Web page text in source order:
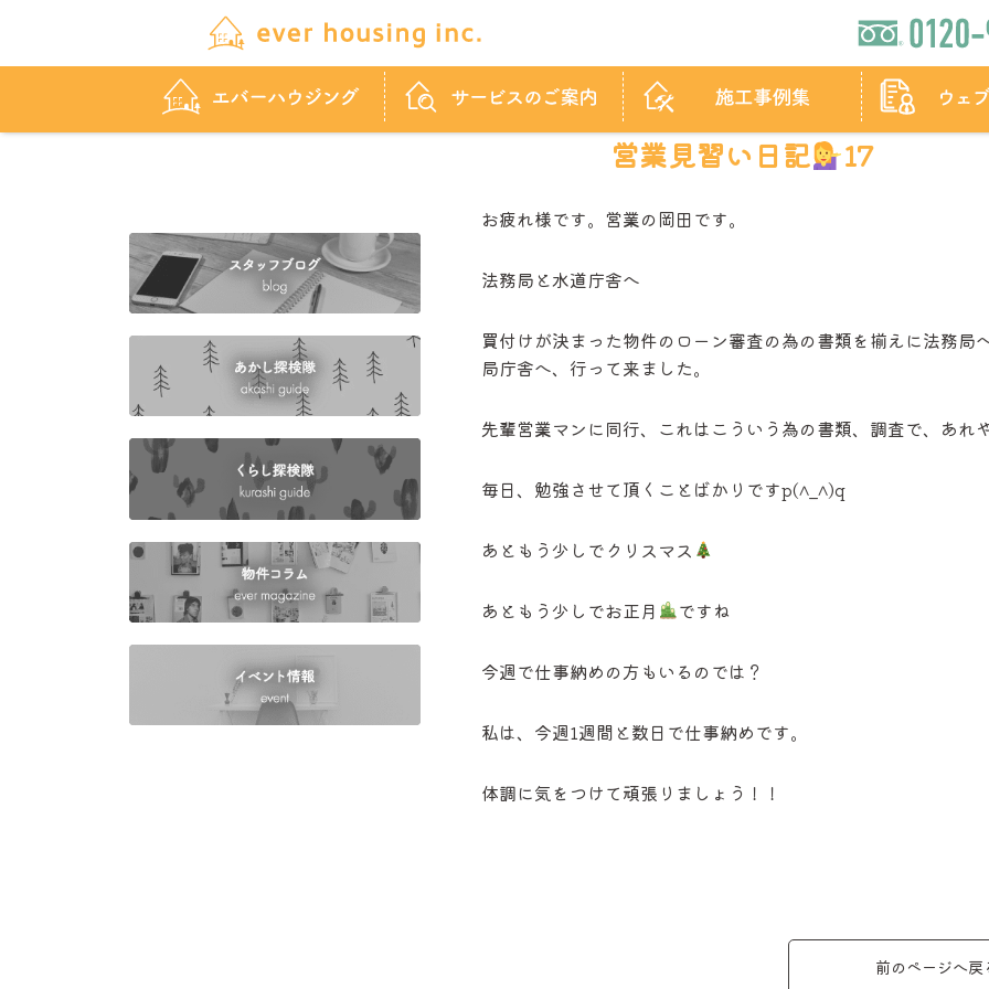
営業見習い日記 17
お疲れ様です。営業の岡田です。
法務局と水道庁舎へ
買付けが決まった物件のローン審査の為の書類を揃えに法務
局庁舎へ、行って来ました。
先輩営業マンに同行、これはこういう為の書類、調査で、あれ
毎日、勉強させて頂くことばかりですp(^_^)q
あともう少しでクリスマス
あともう少しでお正月 ですね
今週で仕事納めの方もいるのでは？
私は、今週1週間と数日で仕事納めです。
体調に気をつけて頑張りましょう！！
前のページへ戻